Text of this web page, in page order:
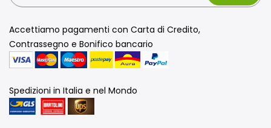
Accettiamo pagamenti con Carta di Credito,
Contrassegno e Bonifico bancario
Spedizioni in Italia e nel Mondo